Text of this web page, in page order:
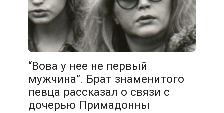
“Вова у нее не первый
мужчина”. Брат знаменитого
певца рассказал о связи с
дочерью Примадонны